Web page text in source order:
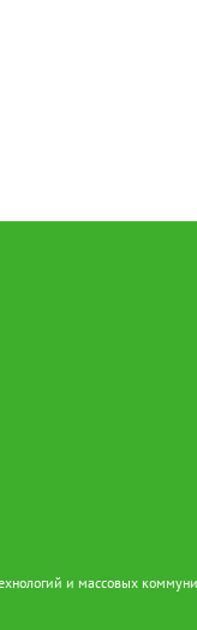
и массовых